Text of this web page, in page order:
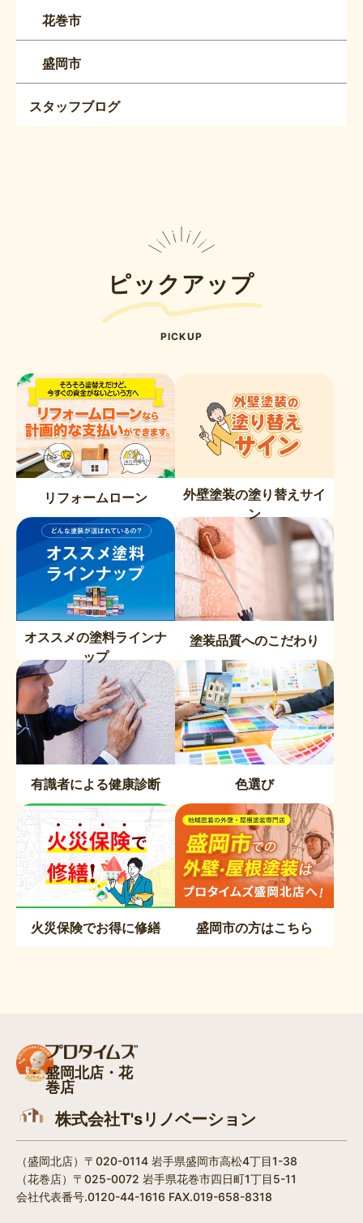
花巻市
盛岡市
スタッフブログ
ピックアップ
PICKUP
リフォームローン
外壁塗装の塗り替えサイ
ン
オススメの塗料ラインナ
ップ
塗装品質へのこだわり
有識者による健康診断 色選び
火災保険でお得に修繕 盛岡市の方はこちら
盛岡北店・花
巻店
株式会社T'sリノベーション
（盛岡北店）〒020-0114 岩手県盛岡市高松4丁目1-38​
（花巻店）〒025-0072 岩手県花巻市四日町1丁目5-11
会社代表番号.0120-44-1616 FAX.019-658-8318